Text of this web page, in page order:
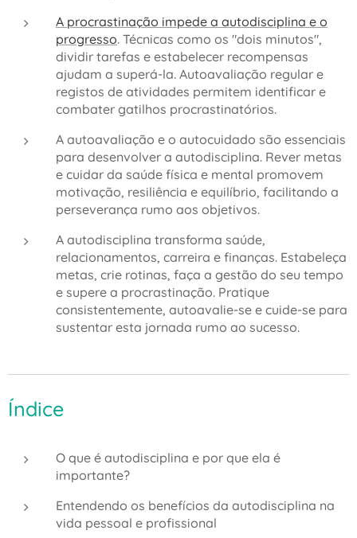
A procrastinação impede a autodisciplina e o
progresso. Técnicas como os "dois minutos",
dividir tarefas e estabelecer recompensas
ajudam a superá-la. Autoavaliação regular e
registos de atividades permitem identificar e
combater gatilhos procrastinatórios.
A autoavaliação e o autocuidado são essenciais
para desenvolver a autodisciplina. Rever metas
e cuidar da saúde física e mental promovem
motivação, resiliência e equilíbrio, facilitando a
perseverança rumo aos objetivos.
A autodisciplina transforma saúde,
relacionamentos, carreira e finanças. Estabeleça
metas, crie rotinas, faça a gestão do seu tempo
e supere a procrastinação. Pratique
consistentemente, autoavalie-se e cuide-se para
sustentar esta jornada rumo ao sucesso.
Índice
O que é autodisciplina e por que ela é
importante?
Entendendo os benefícios da autodisciplina na
vida pessoal e profissional